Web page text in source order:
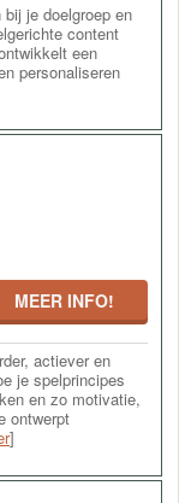
je doelgroep en
content
een
personaliseren
MEER INFO!
actiever en
je spelprincipes
en zo motivatie,
ontwerpt
]